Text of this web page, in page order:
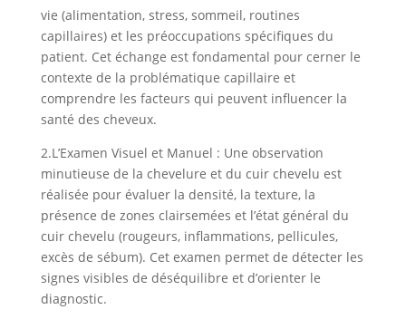
vie (alimentation, stress, sommeil, routines
capillaires) et les préoccupations spécifiques du
patient. Cet échange est fondamental pour cerner le
contexte de la problématique capillaire et
comprendre les facteurs qui peuvent influencer la
santé des cheveux.
2.L’Examen Visuel et Manuel : Une observation
minutieuse de la chevelure et du cuir chevelu est
réalisée pour évaluer la densité, la texture, la
présence de zones clairsemées et l’état général du
cuir chevelu (rougeurs, inflammations, pellicules,
excès de sébum). Cet examen permet de détecter les
signes visibles de déséquilibre et d’orienter le
diagnostic.